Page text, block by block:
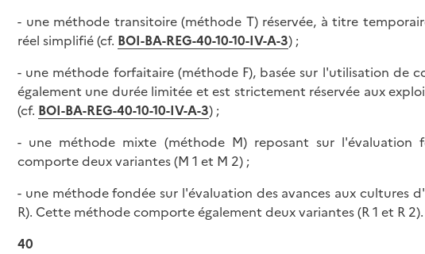
- une méthode transitoire (méthode T) réservée, à titre
réel simplifié (cf. BOI-BA-REG-40-10-10-IV-A-3) ;
- une méthode forfaitaire (méthode F), basée sur l'utilisation de
également une durée limitée et est strictement réservée aux
(cf. BOI-BA-REG-40-10-10-IV-A-3) ;
- une méthode mixte (méthode M) reposant sur l'évaluation
comporte deux variantes (M 1 et M 2) ;
- une méthode fondée sur l'évaluation des avances aux cultures
R). Cette méthode comporte également deux variantes (R 1 et R 2).
40